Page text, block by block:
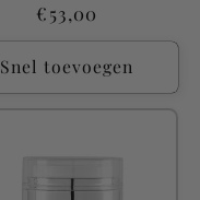
Normale
prijs
€53,00
Snel toevoegen